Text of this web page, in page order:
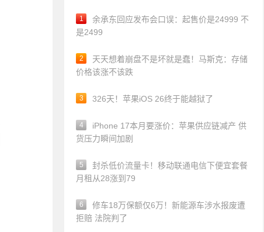
1
余承东回应发布会口误：起售价是24999 不
是2499
2
天天想着崩盘不是坏就是蠢！马斯克：存储
价格该涨不该跌
3 326天！苹果iOS 26终于能越狱了
4
iPhone 17本月要涨价：苹果供应链减产 供
货压力瞬间加剧
5
封杀低价流量卡！移动联通电信下便宜套餐
月租从28涨到79
6
修车18万保额仅6万！新能源车涉水报废遭
拒赔 法院判了